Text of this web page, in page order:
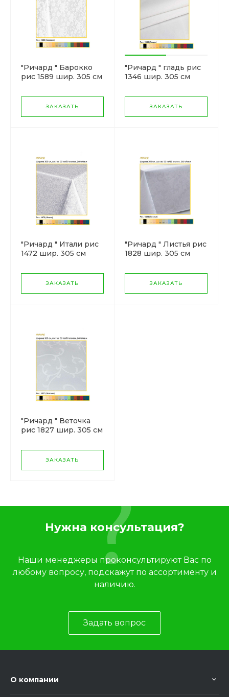
"Ричард " Барокко
рис 1589 шир. 305 см
ЗАКАЗАТЬ
"Ричард " гладь рис
1346 шир. 305 см
ЗАКАЗАТЬ
"Ричард " Итали рис
1472 шир. 305 см
ЗАКАЗАТЬ
"Ричард " Листья рис
1828 шир. 305 см
ЗАКАЗАТЬ
"Ричард " Веточка
рис 1827 шир. 305 см
ЗАКАЗАТЬ
Нужна консультация?
Наши менеджеры проконсультируют Вас по
любому вопросу, подскажут по ассортименту и
наличию.
Задать вопрос
О компании